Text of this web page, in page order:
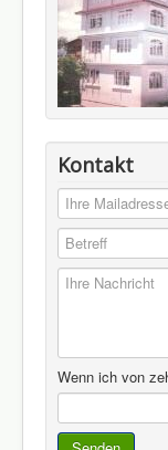
Kontakt
Wenn ich von